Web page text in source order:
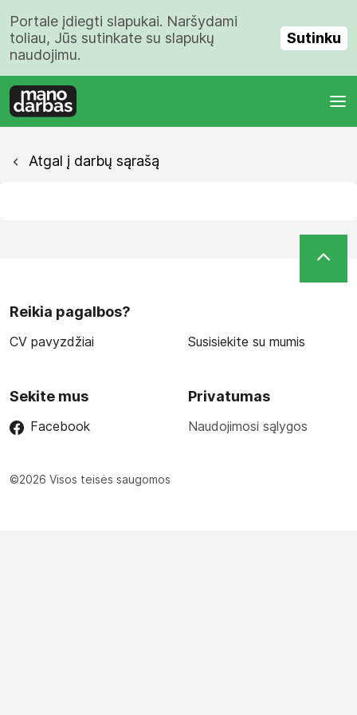
Portale įdiegti slapukai. Naršydami
toliau, Jūs sutinkate su slapukų
naudojimu.
Sutinku
Atgal į darbų sąrašą
Reikia pagalbos?
CV pavyzdžiai Susisiekite su mumis
Sekite mus
Facebook
Privatumas
Naudojimosi sąlygos
©2026 Visos teisės saugomos